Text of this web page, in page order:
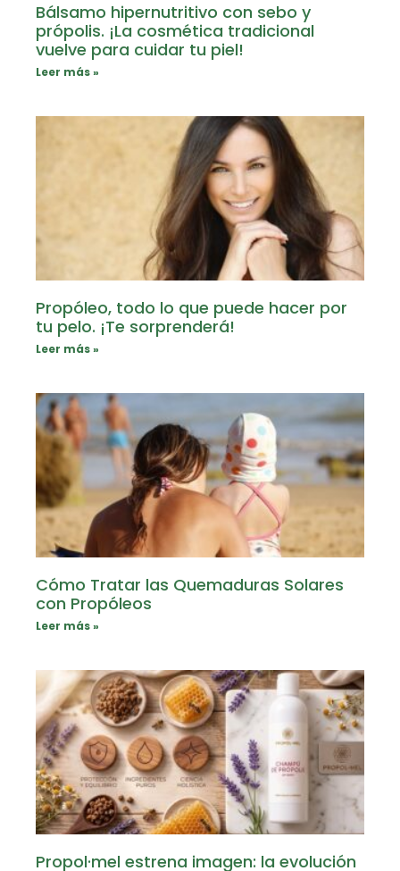
Bálsamo hipernutritivo con sebo y
própolis. ¡La cosmética tradicional
vuelve para cuidar tu piel!
Leer más »
Propóleo, todo lo que puede hacer por
tu pelo. ¡Te sorprenderá!
Leer más »
Cómo Tratar las Quemaduras Solares
con Propóleos
Leer más »
Propol·mel estrena imagen: la evolución